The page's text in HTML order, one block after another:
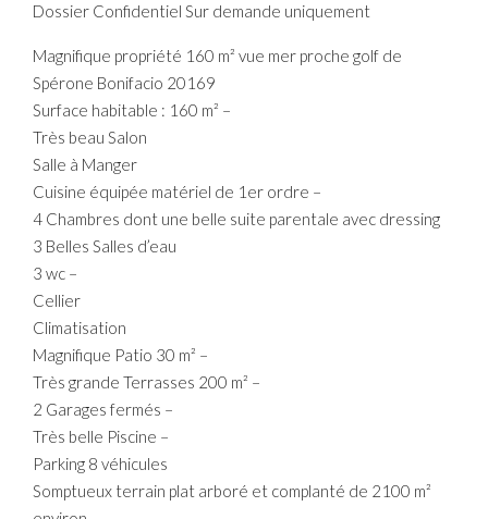
Dossier Confidentiel Sur demande uniquement
Magnifique propriété 160 m² vue mer proche golf de
Spérone Bonifacio 20169
Surface habitable : 160 m² –
Très beau Salon
Salle à Manger
Cuisine équipée matériel de 1er ordre –
4 Chambres dont une belle suite parentale avec dressing
3 Belles Salles d’eau
3 wc –
Cellier
Climatisation
Magnifique Patio 30 m² –
Très grande Terrasses 200 m² –
2 Garages fermés –
Très belle Piscine –
Parking 8 véhicules
Somptueux terrain plat arboré et complanté de 2100 m²